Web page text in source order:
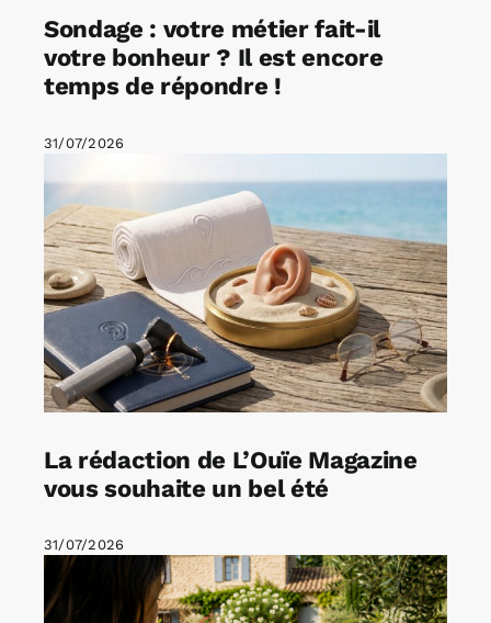
Sondage : votre métier fait-il
votre bonheur ? Il est encore
temps de répondre !
31/07/2026
La rédaction de L’Ouïe Magazine
vous souhaite un bel été
31/07/2026